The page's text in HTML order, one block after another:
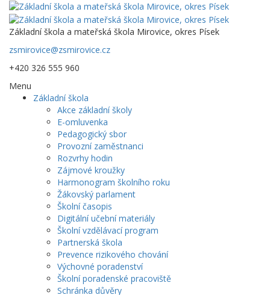
Základní škola a mateřská škola Mirovice, okres Písek
zsmirovice@zsmirovice.cz
+420 326 555 960
Menu
Základní škola
Akce základní školy
E-omluvenka
Pedagogický sbor
Provozní zaměstnanci
Rozvrhy hodin
Zájmové kroužky
Harmonogram školního roku
Žákovský parlament
Školní časopis
Digitální učební materiály
Školní vzdělávací program
Partnerská škola
Prevence rizikového chování
Výchovné poradenství
Školní poradenské pracoviště
Schránka důvěry